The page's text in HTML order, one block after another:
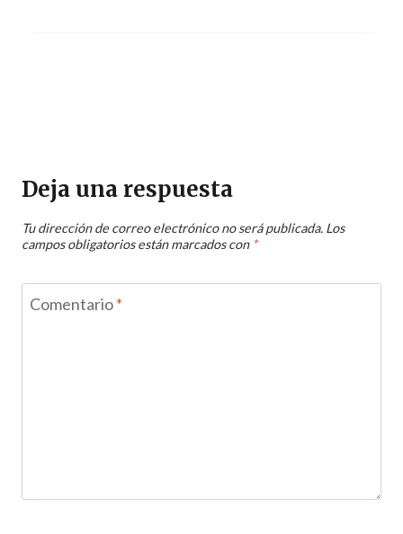
Deja una respuesta
Tu dirección de correo electrónico no será publicada. Los
campos obligatorios están marcados con *
Comentario*